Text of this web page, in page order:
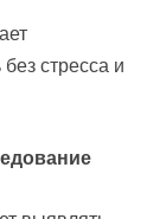
стресса и